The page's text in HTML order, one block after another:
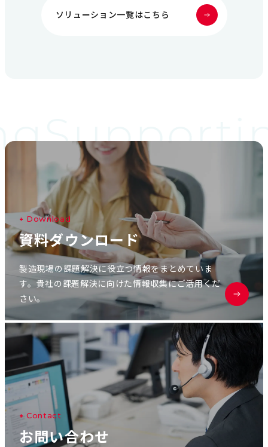
ソリューション一覧はこちら
Download
資料ダウンロー ド
製造現場の課題解決に役立つ情報をまとめていま
す。貴社の課題解決に向けた情報収集にご活用くだ
さい。
Contact
お問い合わせ